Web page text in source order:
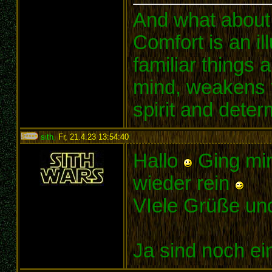
And what
Comfort is an
familiar things
mind, weakens
spirit and
sith,Fr, 21.4.23 13:54:40:
Hallo Ging
wieder rein
VIele Grüße
Ja sind noch